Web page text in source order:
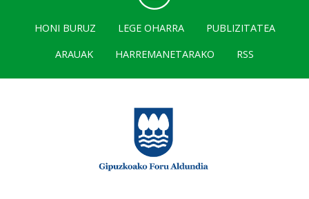
HONI BURUZ LEGE OHARRA
PUBLIZITATEA
ARAUAK
HARREMANETARAKO RSS